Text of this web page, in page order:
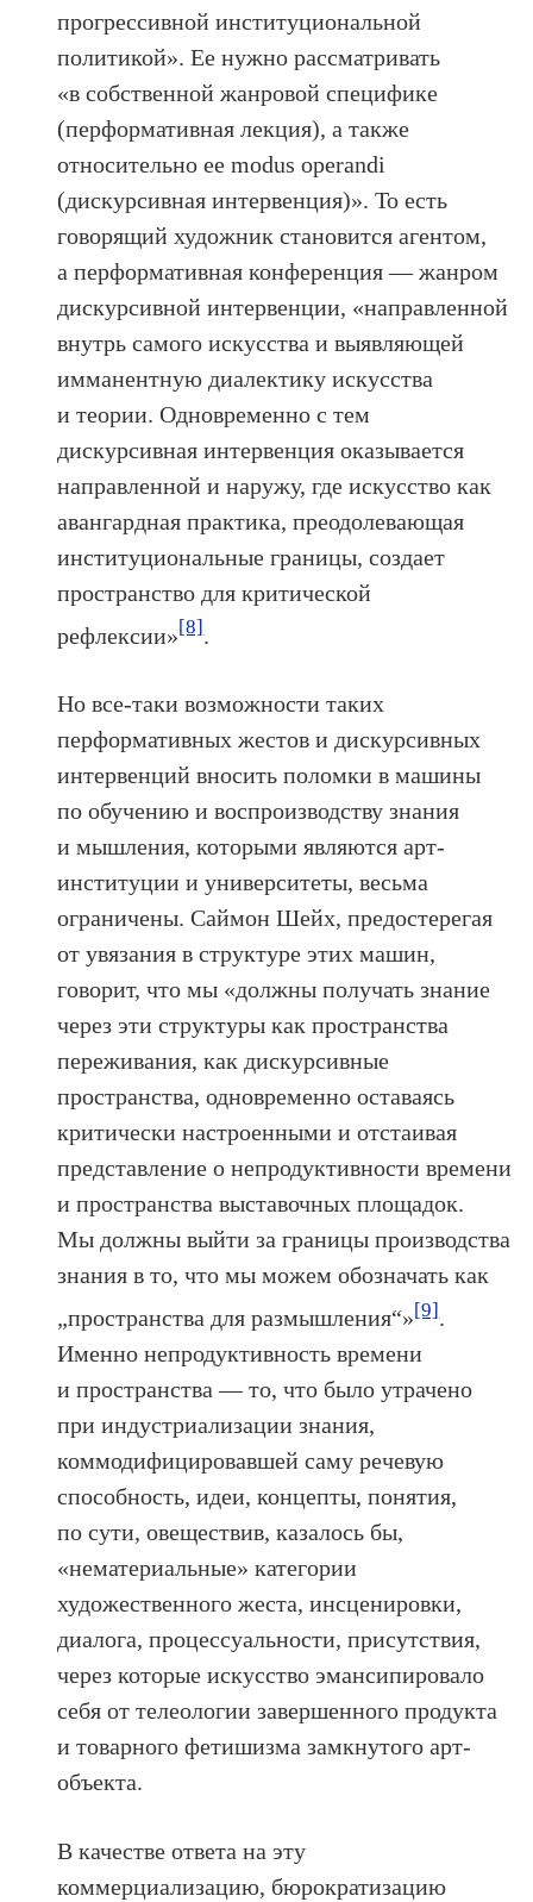
прогрессивной институциональной
политикой». Ее нужно рассматривать
«в собственной жанровой специфике
(перформативная лекция), а также
относительно ее modus operandi
(дискурсивная интервенция)». То есть
говорящий художник становится агентом,
а перформативная конференция — жанром
дискурсивной интервенции, «направленной
внутрь самого искусства и выявляющей
имманентную диалектику искусства
и теории. Одновременно с тем
дискурсивная интервенция оказывается
направленной и наружу, где искусство как
авангардная практика, преодолевающая
институциональные границы, создает
пространство для критической
рефлексии»[8].
Но все‑таки возможности таких
перформативных жестов и дискурсивных
интервенций вносить поломки в машины
по обучению и воспроизводству знания
и мышления, которыми являются арт-
институции и университеты, весьма
ограничены. Саймон Шейх, предостерегая
от увязания в структуре этих машин,
говорит, что мы «должны получать знание
через эти структуры как пространства
переживания, как дискурсивные
пространства, одновременно оставаясь
критически настроенными и отстаивая
представление о непродуктивности времени
и пространства выставочных площадок.
Мы должны выйти за границы производства
знания в то, что мы можем обозначать как
„пространства для размышления“»[9].
Именно непродуктивность времени
и пространства — то, что было утрачено
при индустриализации знания,
коммодифицировавшей саму речевую
способность, идеи, концепты, понятия,
по сути, овеществив, казалось бы,
«нематериальные» категории
художественного жеста, инсценировки,
диалога, процессуальности, присутствия,
через которые искусство эмансипировало
себя от телеологии завершенного продукта
и товарного фетишизма замкнутого арт-
объекта.
В качестве ответа на эту
коммерциализацию, бюрократизацию